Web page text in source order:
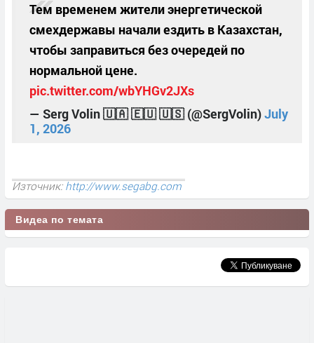
Тем временем жители энергетической
смехдержавы начали ездить в Казахстан,
чтобы заправиться без очередей по
нормальной цене.
pic.twitter.com/wbYHGv2JXs
— Serg Volin 🇺🇦 🇪🇺 🇺🇸 (@SergVolin)July
1, 2026
Източник:http://www.segabg.com
Видеа по темата